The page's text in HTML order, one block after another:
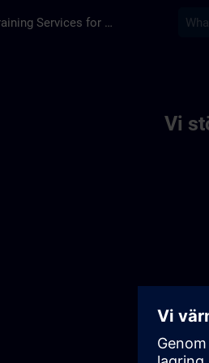
Training Services for Digital Industries
Vi